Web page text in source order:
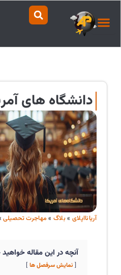
محتوا
دانشگاه های
آریانااپلای »بلاگ» مهاجرت تحصیلی
آنچه در این مقاله خواهید
نمایش سرفصل ها